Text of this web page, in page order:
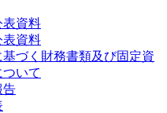
表資料
表資料
づく財務書類及び固定資
いて
告